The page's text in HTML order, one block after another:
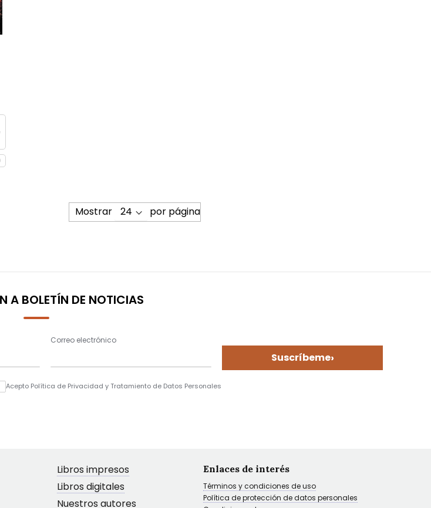
Mostrar por página
A BOLETÍN DE NOTICIAS
Correo electrónico
Suscríbeme›
Acepto Política de Privacidad y Tratamiento de Datos Personales
Libros impresos
Libros digitales
Nuestros autores
Enlaces de interés
Términos y condiciones de uso
Política de protección de datos personales